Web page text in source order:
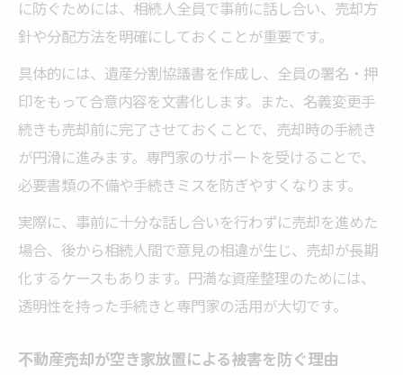
に防ぐためには、相続人全員で事前に話し合い、売却方
針や分配方法を明確にしておくことが重要です。
具体的には、遺産分割協議書を作成し、全員の署名・押
印をもって合意内容を文書化します。また、名義変更手
続きも売却前に完了させておくことで、売却時の手続き
が円滑に進みます。専門家のサポートを受けることで、
必要書類の不備や手続きミスを防ぎやすくなります。
実際に、事前に十分な話し合いを行わずに売却を進めた
場合、後から相続人間で意見の相違が生じ、売却が長期
化するケースもあります。円満な資産整理のためには、
透明性を持った手続きと専門家の活用が大切です。
不動産売却が空き家放置による被害を防ぐ理由